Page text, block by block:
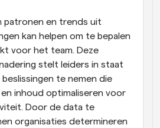
patronen en trends uit
kan helpen om te bepalen
voor het team. Deze
stelt leiders in staat
te nemen die
inhoud optimaliseren voor
Door de data te
organisaties determineren